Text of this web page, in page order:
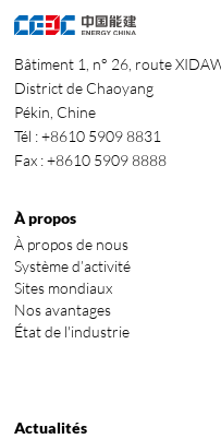
Bâtiment 1, n° 26, route
District de Chaoyang
Pékin, Chine
Tél : +8610 5909 8831
Fax : +8610 5909 8888
À propos
À propos de nous
Système d’activité
Sites mondiaux
Nos avantages
État de l'industrie
Actualités